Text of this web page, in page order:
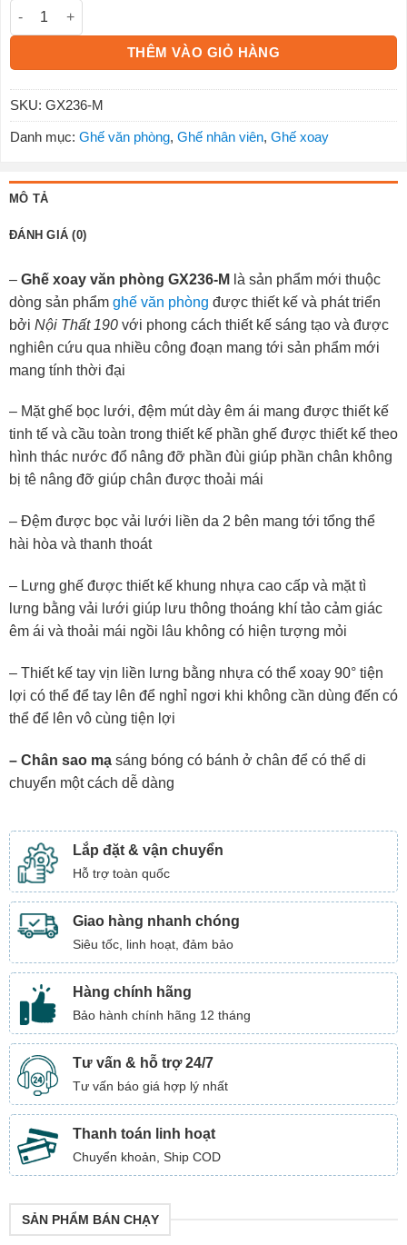
Ghế xoay văn phòng GX236-M số lượng
THÊM VÀO GIỎ HÀNG
SKU: GX236-M
Danh mục: Ghế văn phòng, Ghế nhân viên, Ghế xoay
MÔ TẢ
ĐÁNH GIÁ (0)
– Ghế xoay văn phòng GX236-M là sản phẩm mới thuộc
dòng sản phẩm ghế văn phòng được thiết kế và phát triển
bởi Nội Thất 190 với phong cách thiết kế sáng tạo và được
nghiên cứu qua nhiều công đoạn mang tới sản phẩm mới
mang tính thời đại
– Mặt ghế bọc lưới, đệm mút dày êm ái mang được thiết kế
tinh tế và cầu toàn trong thiết kế phần ghế được thiết kế theo
hình thác nước đổ nâng đỡ phần đùi giúp phần chân không
bị tê nâng đỡ giúp chân được thoải mái
– Đệm được bọc vải lưới liền da 2 bên mang tới tổng thể
hài hòa và thanh thoát
– Lưng ghế được thiết kế khung nhựa cao cấp và mặt tì
lưng bằng vải lưới giúp lưu thông thoáng khí tảo cảm giác
êm ái và thoải mái ngồi lâu không có hiện tượng mỏi
– Thiết kế tay vịn liền lưng bằng nhựa có thể xoay 90° tiện
lợi có thể để tay lên để nghỉ ngơi khi không cần dùng đến có
thể để lên vô cùng tiện lợi
– Chân sao mạ sáng bóng có bánh ở chân để có thể di
chuyển một cách dễ dàng
Lắp đặt & vận chuyển
Hỗ trợ toàn quốc
Giao hàng nhanh chóng
Siêu tốc, linh hoạt, đảm bảo
Hàng chính hãng
Bảo hành chính hãng 12 tháng
Tư vấn & hỗ trợ 24/7
Tư vấn báo giá hợp lý nhất
Thanh toán linh hoạt
Chuyển khoản, Ship COD
SẢN PHẨM BÁN CHẠY